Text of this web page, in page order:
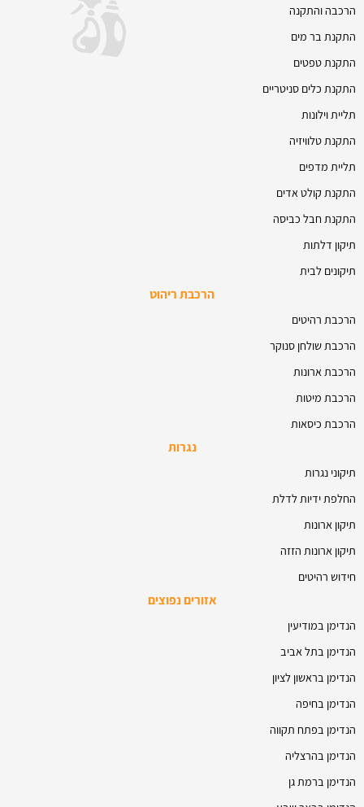
הרכבה והתקנה
התקנת בר מים
התקנת טפטים
התקנת כלים סניטריים
תליית וילונות
התקנת טלוויזיה
תליית מדפים
התקנת קולט אדים
התקנת חבל כביסה
תיקון דלתות
תיקונים לבית
הרכבת ריהוט
הרכבת רהיטים
הרכבת שולחן סנוקר
הרכבת ארונות
הרכבת מיטות
הרכבת כיסאות
נגרות
תיקוני נגרות
החלפת ידיות לדלת
תיקון ארונות
תיקון ארונות הזזה
חידוש רהיטים
אזורים נפוצים
הנדימן במודיעין
הנדימן בתל אביב
הנדימן בראשון לציון
הנדימן בחיפה
הנדימן בפתח תקווה
הנדימן בהרצליה
הנדימן ברמת גן